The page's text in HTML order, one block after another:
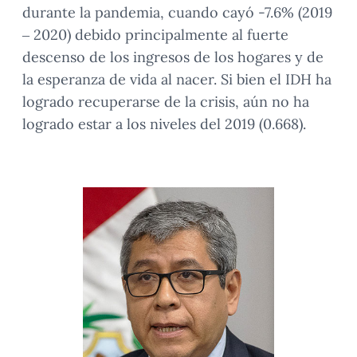
durante la pandemia, cuando cayó -7.6% (2019
– 2020) debido principalmente al fuerte
descenso de los ingresos de los hogares y de
la esperanza de vida al nacer. Si bien el IDH ha
logrado recuperarse de la crisis, aún no ha
logrado estar a los niveles del 2019 (0.668).